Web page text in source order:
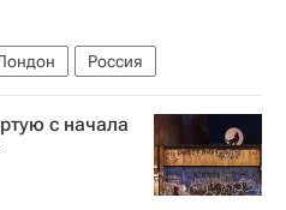
Россия
с начала